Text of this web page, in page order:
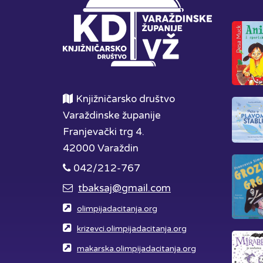
Knjižničarsko društvo
Varaždinske županije
Franjevački trg 4.
42000 Varaždin
042/212-767
tbaksaj@gmail.com
olimpijadacitanja.org
krizevci.olimpijadacitanja.org
makarska.olimpijadacitanja.org